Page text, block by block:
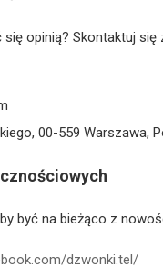
opinią? Skontaktuj się
00-559 Warszawa,
być na bieżąco z
dzwonki.tel/